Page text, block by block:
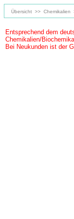
Übersicht >> Chemikalien
Entsprechend dem
Chemikalien/
Bei Neukunden ist der